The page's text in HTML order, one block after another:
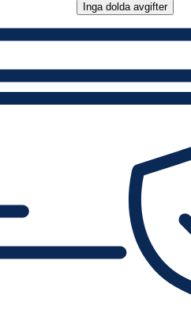
Inga dolda avgifter